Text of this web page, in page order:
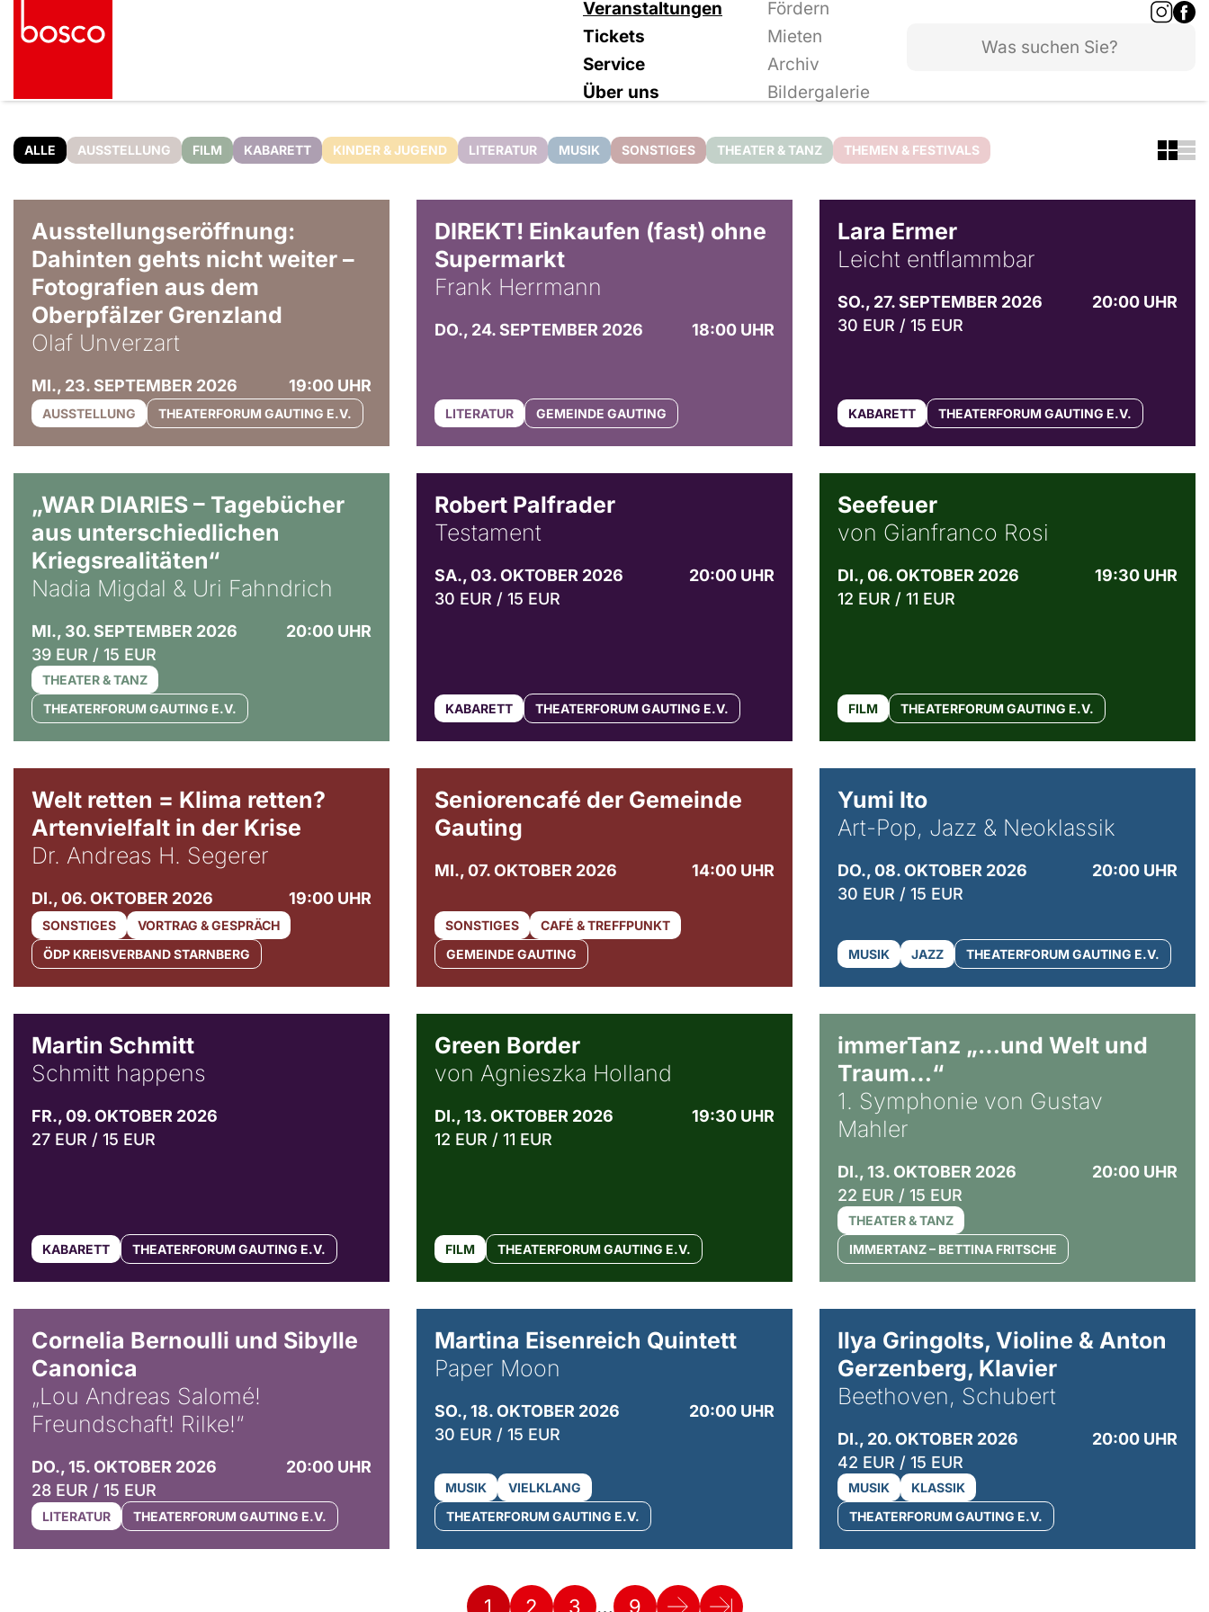
Veranstaltungen
Fördern
Tickets
Mieten
Service
Archiv
Über uns
Bildergalerie
ALLE AUSSTELLUNG FILM KABARETT KINDER & JUGEND LITERATUR MUSIK SONSTIGES THEATER & TANZ THEMEN & FESTIVALS
Ausstellungseröffnung:
Dahinten gehts nicht weiter –
Fotografien aus dem
Oberpfälzer Grenzland
Olaf Unverzart
MI., 23. SEPTEMBER 2026 19:00 UHR
AUSSTELLUNG THEATERFORUM GAUTING E.V.
DIREKT! Einkaufen (fast) ohne
Supermarkt
Frank Herrmann
DO., 24. SEPTEMBER 2026 18:00 UHR
LITERATUR GEMEINDE GAUTING
Lara Ermer
Leicht entflammbar
SO., 27. SEPTEMBER 2026
20:00 UHR
30 EUR / 15 EUR
KABARETT THEATERFORUM GAUTING E.V.
„WAR DIARIES – Tagebücher
aus unterschiedlichen
Kriegsrealitäten“
Nadia Migdal & Uri Fahndrich
MI., 30. SEPTEMBER 2026
20:00 UHR
39 EUR / 15 EUR
THEATER & TANZ
THEATERFORUM GAUTING E.V.
Robert Palfrader
Testament
SA., 03. OKTOBER 2026
20:00 UHR
30 EUR / 15 EUR
KABARETT THEATERFORUM GAUTING E.V.
Seefeuer
von Gianfranco Rosi
DI., 06. OKTOBER 2026
19:30 UHR
12 EUR / 11 EUR
FILM THEATERFORUM GAUTING E.V.
Welt retten = Klima retten?
Artenvielfalt in der Krise
Dr. Andreas H. Segerer
DI., 06. OKTOBER 2026 19:00 UHR
SONSTIGES
VORTRAG & GESPRÄCH
ÖDP KREISVERBAND STARNBERG
Seniorencafé der Gemeinde
Gauting
MI., 07. OKTOBER 2026 14:00 UHR
SONSTIGES
CAFÉ & TREFFPUNKT
GEMEINDE GAUTING
Yumi Ito
Art-Pop, Jazz & Neoklassik
DO., 08. OKTOBER 2026
20:00 UHR
30 EUR / 15 EUR
MUSIK JAZZ THEATERFORUM GAUTING E.V.
Martin Schmitt
Schmitt happens
FR., 09. OKTOBER 2026
27 EUR / 15 EUR
KABARETT THEATERFORUM GAUTING E.V.
Green Border
von Agnieszka Holland
DI., 13. OKTOBER 2026
19:30 UHR
12 EUR / 11 EUR
FILM THEATERFORUM GAUTING E.V.
immerTanz „…und Welt und
Traum…“
1. Symphonie von Gustav
Mahler
DI., 13. OKTOBER 2026
20:00 UHR
22 EUR / 15 EUR
THEATER & TANZ
IMMERTANZ – BETTINA FRITSCHE
Cornelia Bernoulli und Sibylle
Canonica
„Lou Andreas Salomé!
Freundschaft! Rilke!“
DO., 15. OKTOBER 2026
20:00 UHR
28 EUR / 15 EUR
LITERATUR THEATERFORUM GAUTING E.V.
Martina Eisenreich Quintett
Paper Moon
SO., 18. OKTOBER 2026
20:00 UHR
30 EUR / 15 EUR
MUSIK
VIELKLANG
THEATERFORUM GAUTING E.V.
Ilya Gringolts, Violine & Anton
Gerzenberg, Klavier
Beethoven, Schubert
DI., 20. OKTOBER 2026
20:00 UHR
42 EUR / 15 EUR
MUSIK
KLASSIK
THEATERFORUM GAUTING E.V.
1 2 3 … 9